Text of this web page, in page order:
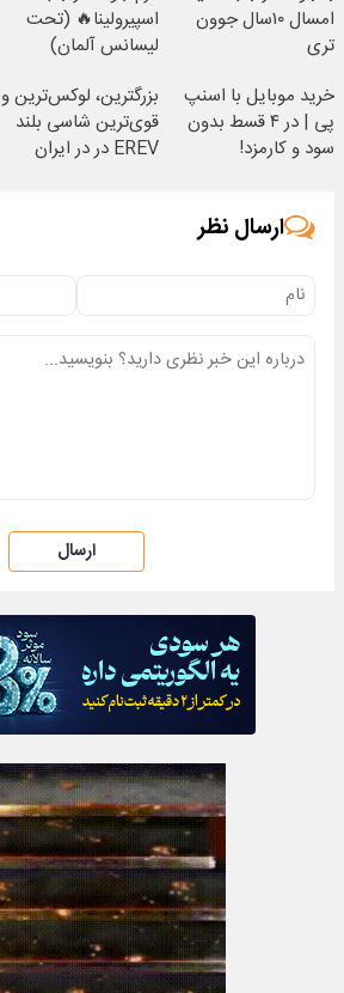
امسال ۱۰سال جوون
تری
اسپیرولینا🔥 (تحت
لیسانس آلمان)
خرید موبایل با اسنپ
پی | در ۴ قسط بدون
سود و کارمزد!
بزرگترین، لوکس‌ترین و
قوی‌ترین شاسی بلند
EREV در در ایران
ارسال نظر
ارسال